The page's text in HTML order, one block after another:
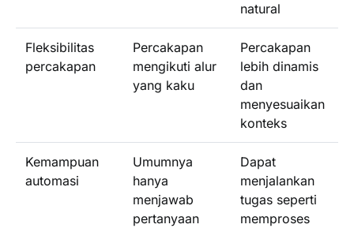
natural
Fleksibilitas
percakapan
Percakapan
mengikuti alur
yang kaku
Percakapan
lebih dinamis
dan
menyesuaikan
konteks
Kemampuan
automasi
Umumnya
hanya
menjawab
pertanyaan
Dapat
menjalankan
tugas seperti
memproses